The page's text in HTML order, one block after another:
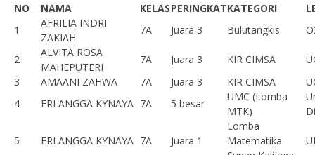
NO
NAMA KELASPERINGKATKATEGORI
1
AFRILIA INDRI
ZAKIAH
7A Juara 3 Bulutangkis
2
ALVITA ROSA
MAHEPUTERI
7A Juara 3 KIR CIMSA
3
AMAANI ZAHWA 7A Juara 3 KIR CIMSA
4
ERLANGGA KYNAYA 7A 5 besar
UMC (Lomba
MTK)
5 ERLANGGA KYNAYA 7A Juara 1
Lomba
Matematika